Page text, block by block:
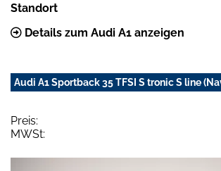
Standort
Details zum Audi A1 anzeigen
Audi A1 Sportback 35 TFSI S tronic S line
Preis:
MWSt: